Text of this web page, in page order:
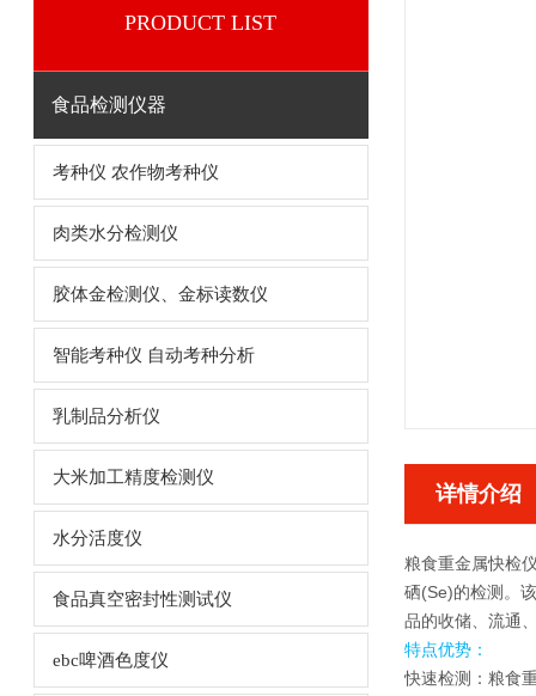
PRODUCT LIST
食品检测仪器
考种仪 农作物考种仪
肉类水分检测仪
胶体金检测仪、金标读数仪
智能考种仪 自动考种分析
乳制品分析仪
大米加工精度检测仪
水分活度仪
食品真空密封性测试仪
ebc啤酒色度仪
详情介绍
粮食重金属快检
硒(Se)的检测。
品的收储、流通
特点优势：
快速检测： 粮食